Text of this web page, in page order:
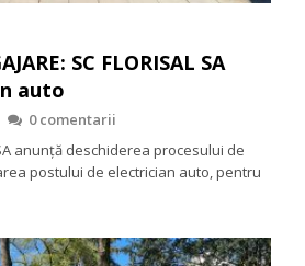
SC FLORISAL SA
auto
0 comentarii
anunță deschiderea procesului de
postului de electrician auto, pentru